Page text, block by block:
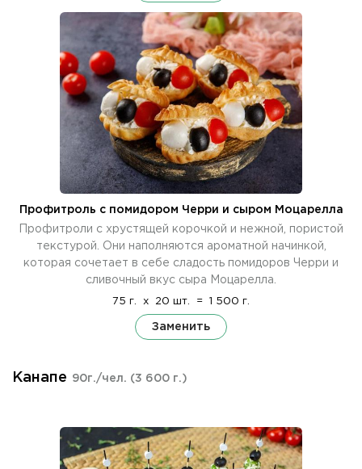
Профитроль с помидором Черри и сыром Моцарелла
Профитроли с хрустящей корочкой и нежной, пористой
текстурой. Они наполняются ароматной начинкой,
которая сочетает в себе сладость помидоров Черри и
сливочный вкус сыра Моцарелла.
75 г. x 20 шт. = 1 500 г.
Заменить
Канапе 90г./чел. (3 600 г.)